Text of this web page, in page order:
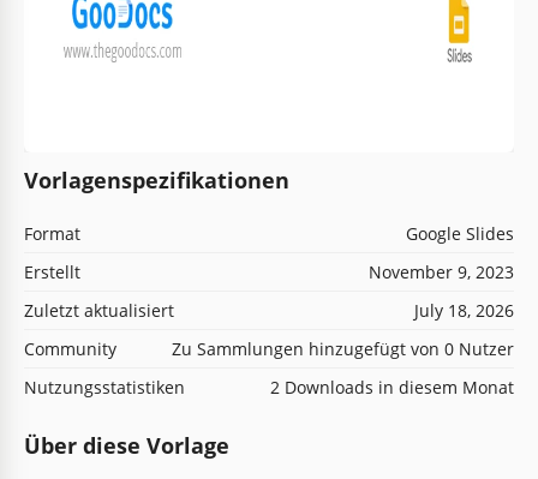
Vorlagenspezifikationen
Format
Google Slides
Erstellt
November 9, 2023
Zuletzt aktualisiert
July 18, 2026
Community
Zu Sammlungen hinzugefügt von 0 Nutzer
Nutzungsstatistiken
2 Downloads in diesem Monat
Über diese Vorlage